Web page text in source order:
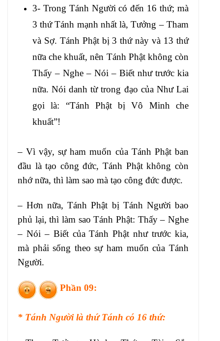
3- Trong Tánh Người có đến 16 thứ; mà
3 thứ Tánh mạnh nhất là, Tưởng – Tham
và Sợ. Tánh Phật bị 3 thứ này và 13 thứ
nữa che khuất, nên Tánh Phật không còn
Thấy – Nghe – Nói – Biết như trước kia
nữa. Nói danh từ trong đạo của Như Lai
gọi là: “Tánh Phật bị Vô Minh che
khuất”!
– Vì vậy, sự ham muốn của Tánh Phật ban
đầu là tạo công đức, Tánh Phật không còn
nhớ nữa, thì làm sao mà tạo công đức được.
– Hơn nữa, Tánh Phật bị Tánh Người bao
phủ lại, thì làm sao Tánh Phật: Thấy – Nghe
– Nói – Biết của Tánh Phật như trước kia,
mà phải sống theo sự ham muốn của Tánh
Người.
Phần 09:
* Tánh Người là thứ Tánh có 16 thứ: